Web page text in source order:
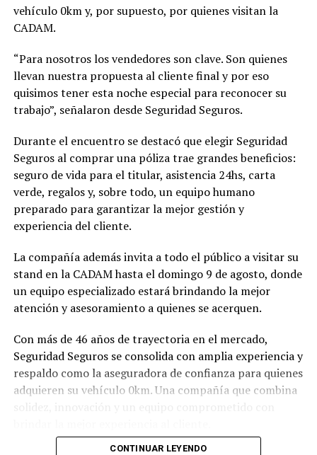
vehículo 0km y, por supuesto, por quienes visitan la
CADAM.
“Para nosotros los vendedores son clave. Son quienes
llevan nuestra propuesta al cliente final y por eso
quisimos tener esta noche especial para reconocer su
trabajo”, señalaron desde Seguridad Seguros.
Durante el encuentro se destacó que elegir Seguridad
Seguros al comprar una póliza trae grandes beneficios:
seguro de vida para el titular, asistencia 24hs, carta
verde, regalos y, sobre todo, un equipo humano
preparado para garantizar la mejor gestión y
experiencia del cliente.
La compañía además invita a todo el público a visitar su
stand en la CADAM hasta el domingo 9 de agosto, donde
un equipo especializado estará brindando la mejor
atención y asesoramiento a quienes se acerquen.
Con más de 46 años de trayectoria en el mercado,
Seguridad Seguros se consolida con amplia experiencia y
respaldo como la aseguradora de confianza para quienes
adquieren su vehículo 0km. Una compañía que combina
CONTINUAR LEYENDO